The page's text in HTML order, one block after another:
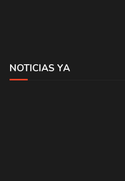
NOTICIAS YA